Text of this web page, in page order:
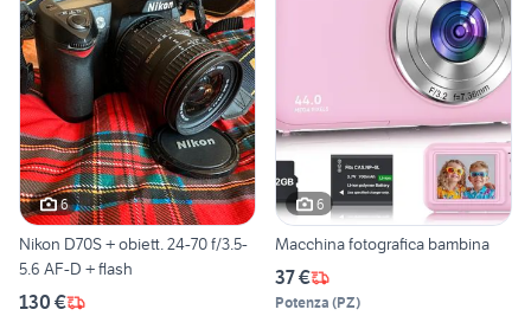
6
Nikon D70S + obiett. 24-70 f/3.5-
5.6 AF-D + flash
130 €
6
Macchina fotografica bambina
37 €
Potenza (PZ)